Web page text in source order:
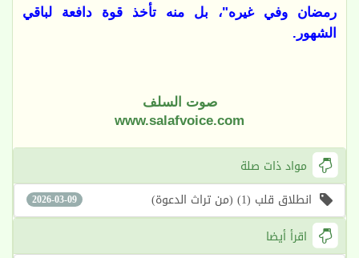
رمضان وفي غيره"، بل منه تأخذ قوة دافعة لباقي
الشهور.
صوت السلف
www.salafvoice.com
مواد ذات صلة
2026-03-09
انطلاق قلب (1) (من تراث الدعوة)
اقرأ أيضا